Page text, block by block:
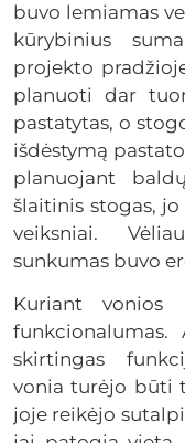
buvo lemiamas
kūrybinius
projekto
planuoti dar
pastatytas, o
išdėstymą
planuojant
šlaitinis stogas,
veiksniai.
sunkumas buvo
Kuriant vonios
skirtingas
vonia turėjo būti
joje reikėjo